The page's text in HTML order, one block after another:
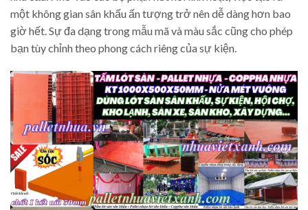
một không gian sân khấu ấn tượng trở nên dễ dàng hơn bao
giờ hết. Sự đa dạng trong mẫu mã và màu sắc cũng cho phép
bạn tùy chỉnh theo phong cách riêng của sự kiện.